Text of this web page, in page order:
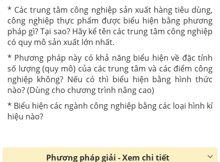
* Các trung tâm công nghiệp sản xuất hàng tiêu dùng,
công nghiệp thực phẩm được biểu hiện bằng phương
pháp gì? Tại sao? Hãy kể tên các trung tâm công nghiệp
có quy mô sản xuất lớn nhất.
* Phương pháp này có khả năng biểu hiện về đặc tính
số lượng (quy mô) của các trung tâm và các điểm công
nghiệp không? Nếu có thì biểu hiện bằng hình thức
nào? (Dùng cho chương trình nâng cao)
* Biểu hiện các ngành công nghiệp bằng các loại hình kí
hiệu nào?
Phương pháp giải - Xem chi tiết